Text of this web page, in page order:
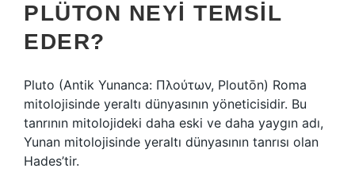
PLÜTON NEYI TEMSIL
EDER?
Pluto (Antik Yunanca: Πλούτων, Ploutōn) Roma
mitolojisinde yeraltı dünyasının yöneticisidir. Bu
tanrının mitolojideki daha eski ve daha yaygın adı,
Yunan mitolojisinde yeraltı dünyasının tanrısı olan
Hades’tir.